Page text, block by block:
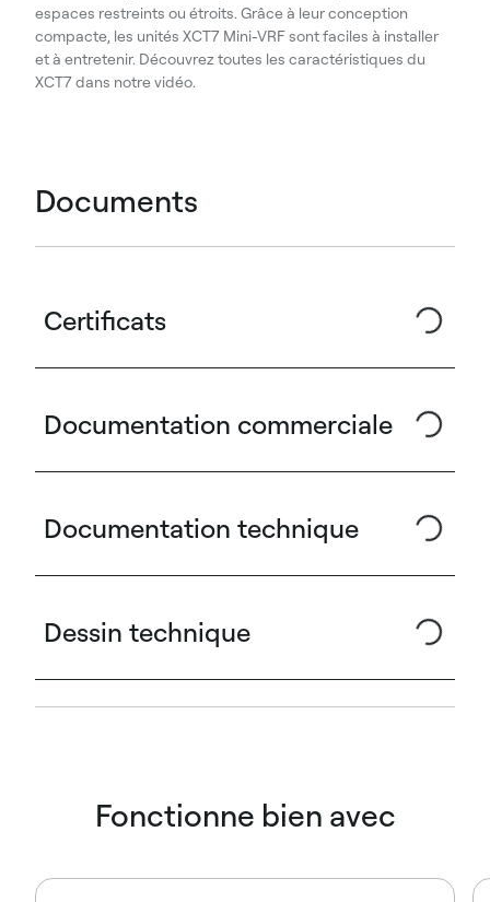
espaces restreints ou étroits. Grâce à leur conception
compacte, les unités XCT7 Mini-VRF sont faciles à installer
et à entretenir. Découvrez toutes les caractéristiques du
XCT7 dans notre vidéo.
Documents
Certificats
Documentation commerciale
Documentation technique
Dessin technique
Fonctionne bien avec